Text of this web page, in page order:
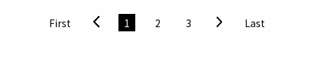
亂，後又有宦官亂政等因素，使得許多胸懷大志的文人，不
得不寄情山水以避禍，而茶藝正是抒憂排鬱的最佳方式。因
First 1 2 3 Last